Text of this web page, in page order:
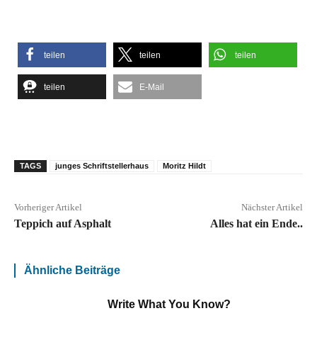
teilen teilen teilen
teilen E-Mail
TAGS junges Schriftstellerhaus Moritz Hildt
Vorheriger Artikel
Teppich auf Asphalt
Nächster Artikel
Alles hat ein Ende..
Ähnliche Beiträge
Write What You Know?